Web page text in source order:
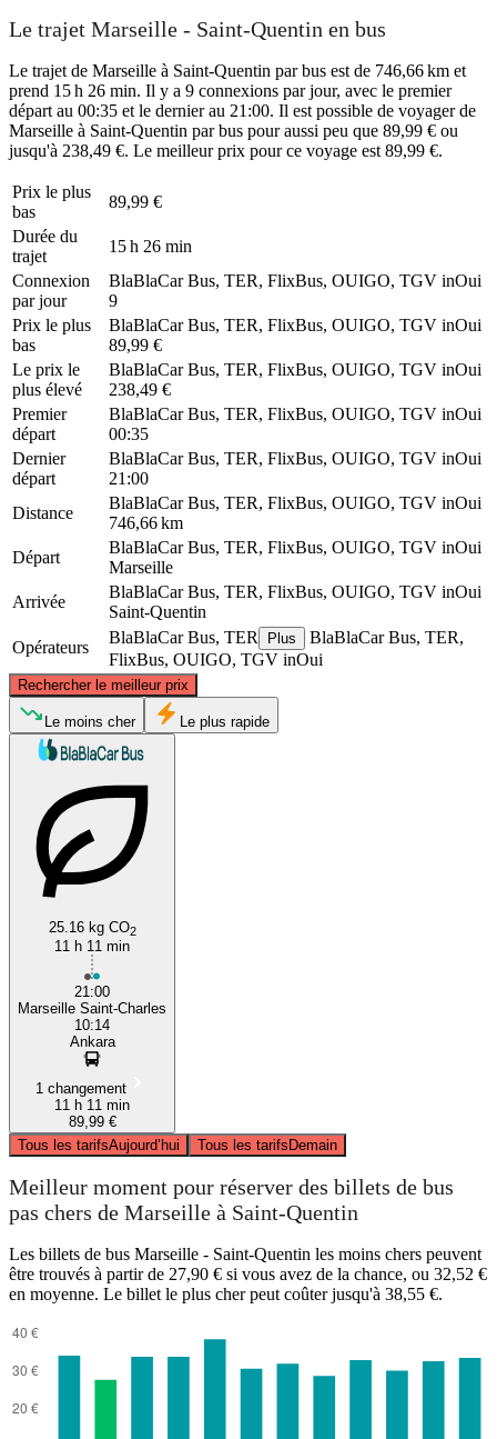
Le trajet Marseille - Saint-Quentin en bus
Le trajet de Marseille à Saint-Quentin par bus est de 746,66 km et
prend 15 h 26 min. Il y a 9 connexions par jour, avec le premier
départ au 00:35 et le dernier au 21:00. Il est possible de voyager de
Marseille à Saint-Quentin par bus pour aussi peu que 89,99 € ou
jusqu'à 238,49 €. Le meilleur prix pour ce voyage est 89,99 €.
Prix ​​le plus
bas
89,99 €
Durée du
trajet
15 h 26 min
Connexion
par jour
BlaBlaCar Bus, TER, FlixBus, OUIGO, TGV inOui
9
Prix ​​le plus
bas
BlaBlaCar Bus, TER, FlixBus, OUIGO, TGV inOui
89,99 €
Le prix le
plus élevé
BlaBlaCar Bus, TER, FlixBus, OUIGO, TGV inOui
238,49 €
Premier
départ
BlaBlaCar Bus, TER, FlixBus, OUIGO, TGV inOui
00:35
Dernier
départ
BlaBlaCar Bus, TER, FlixBus, OUIGO, TGV inOui
21:00
Distance
BlaBlaCar Bus, TER, FlixBus, OUIGO, TGV inOui
746,66 km
Départ
BlaBlaCar Bus, TER, FlixBus, OUIGO, TGV inOui
Marseille
Arrivée
BlaBlaCar Bus, TER, FlixBus, OUIGO, TGV inOui
Saint-Quentin
Opérateurs
BlaBlaCar Bus, TER Plus
BlaBlaCar Bus, TER,
FlixBus, OUIGO, TGV inOui
Rechercher le meilleur prix
Saint-Quentin
© CARTO, ©OpenStreetMap
Le moins cher Le plus rapide
25.16 kg CO2
11 h 11 min
21:00
Marseille Saint-Charles
10:14
Ankara
1 changement
11 h 11 min
89,99 €
Tous les tarifsAujourd’hui Tous les tarifsDemain
Meilleur moment pour réserver des billets de bus
pas chers de Marseille à Saint-Quentin
Les billets de bus Marseille - Saint-Quentin les moins chers peuvent
être trouvés à partir de 27,90 € si vous avez de la chance, ou 32,52 €
en moyenne. Le billet le plus cher peut coûter jusqu'à 38,55 €.